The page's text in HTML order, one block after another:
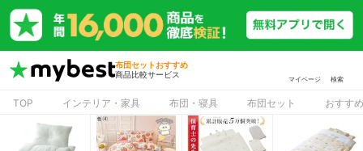
布団セットおすすめ
商品比較サービス
マイページ 検索
TOP インテリア・家具 布団・寝具 布団セット おすす